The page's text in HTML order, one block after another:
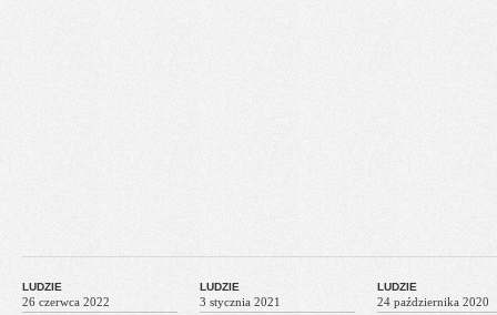
LUDZIE
26 czerwca 2022
LUDZIE
3 stycznia 2021
LUDZIE
24 października 2020